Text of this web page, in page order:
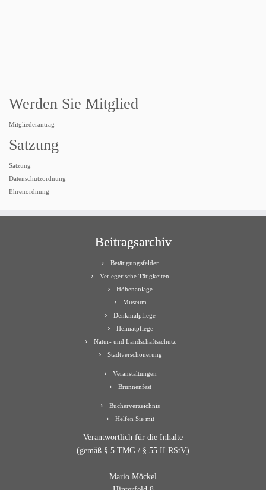
Werden Sie Mitglied
Mitgliederantrag
Satzung
Satzung
Datenschutzordnung
Ehrenordnung
Beitragsarchiv
Betätigungsfelder
Verlegerische Tätigkeiten
Höhenanlage
Museum
Denkmalpflege
Heimatpflege
Natur- und Landschaftsschutz
Stadtverschönerung
Veranstaltungen
Brunnenfest
Bücherverzeichnis
Helfen Sie mit
Verantwortlich für die Inhalte
(gemäß § 5 TMG / § 55 II RStV)
Mario Möckel